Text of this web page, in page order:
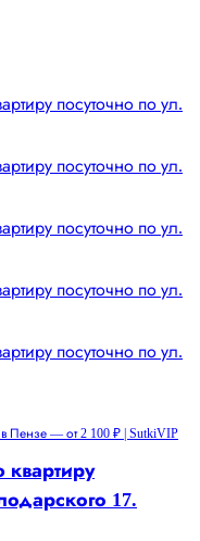
Пензе — от 2 100 ₽ | SutkiVIP
17.